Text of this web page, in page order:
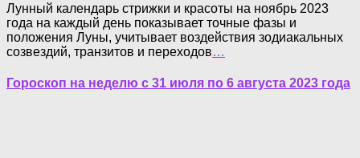
Лунный календарь стрижки и красоты на ноябрь 2023
года на каждый день показывает точные фазы и
положения Луны, учитывает воздействия зодиакальных
созвездий, транзитов и переходов…
Гороскоп на неделю с 31 июля по 6 августа 2023 года